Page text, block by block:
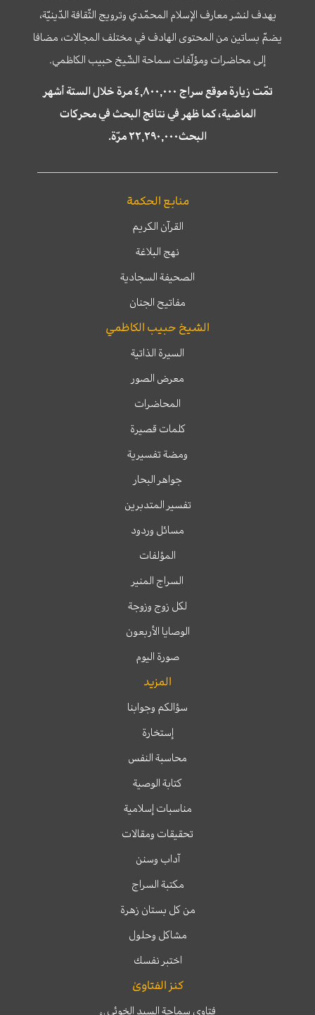
يهدف لنشر معارف الإسلام المحمّدي وترويج الثّقافة الدّينيّة،
يضمّ بساتين من المحتوى الهادف في مختلف المجالات، مضافا
إلى محاضرات ومؤلّفات سماحة الشّيخ حبيب الكاظمي.
تمّت زيارة موقع سراج ٤,٨٠٠,٠٠٠ مرة خلال الستة أشهر
الماضية، كما ظهر في نتائج البحث في محركات
البحث٢٢,٢٩٠,٠٠٠ مرّة.
منابع الحكمة
القرآن الكريم
نهج البلاغة
الصحيفة السجادية
مفاتيح الجنان
الشيخ حبيب الكاظمي
السيرة الذاتية
معرض الصور
المحاضرات
كلمات قصيرة
ومضة تفسيرية
جواهر البحار
تفسير المتدبرين
مسائل وردود
المؤلفات
السراج المنير
لكل زوج وزوجة
الوصايا الأربعون
صورة اليوم
المزيد
سؤالكم وجوابنا
إستخارة
محاسبة النفس
كتابة الوصية
مناسبات إسلامية
تحقيقات ومقالات
آداب وسنن
مكتبة السراج
من كل بستان زهرة
مشاكل وحلول
اختبر نفسك
كنز الفتاوىٰ
فتاوى سماحة السيد الخوئيره